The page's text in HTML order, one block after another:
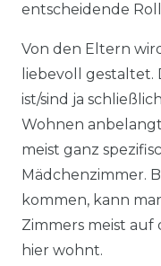
entscheidende
Von den Eltern
liebevoll gestaltet.
ist/sind ja
Wohnen
meist ganz
Mädchenzimmer.
kommen, kann
Zimmers meist auf
hier wohnt.